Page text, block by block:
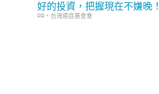
好的投資，把握現在不嫌晚！
PR・台灣癌症基金會